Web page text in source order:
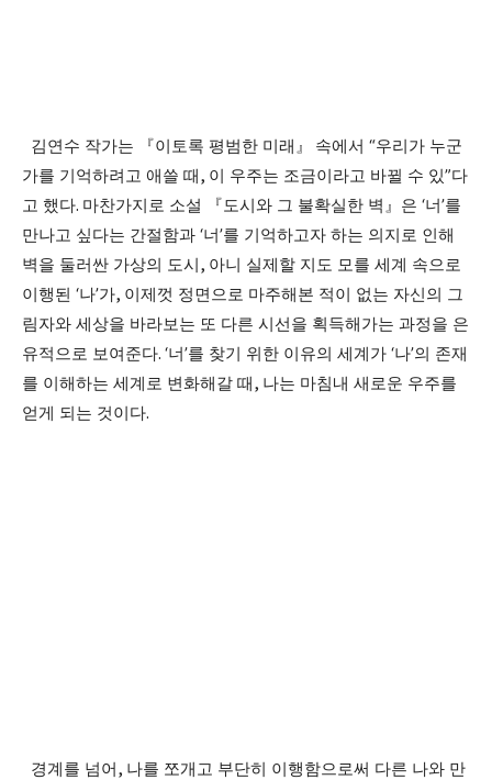
김연수 작가는 『이토록 평범한 미래 』 속에서 “우리가 누군
가를 기억하려고 애쓸 때 , 이 우주는 조금이라고 바뀔 수 있”다
고 했다. 마찬가지로 소설 『도시와 그 불확실한 벽 』 은 ‘너’를
만나고 싶다는 간절함과 ‘너’를 기억하고자 하는 의지로 인해
벽을 둘러싼 가상의 도시 , 아니 실제할 지도 모를 세계 속으로
이행된 ‘나’가, 이제껏 정면으로 마주해본 적이 없는 자신의 그
림자와 세상을 바라보는 또 다른 시선을 획득해가는 과정을 은
유적으로 보여준다. ‘너’를 찾기 위한 이유의 세계가 ‘나’의 존재
를 이해하는 세계로 변화해갈 때 , 나는 마침내 새로운 우주를
얻게 되는 것이다.
경계를 넘어 , 나를 쪼개고 부단히 이행함으로써 다른 나와 만